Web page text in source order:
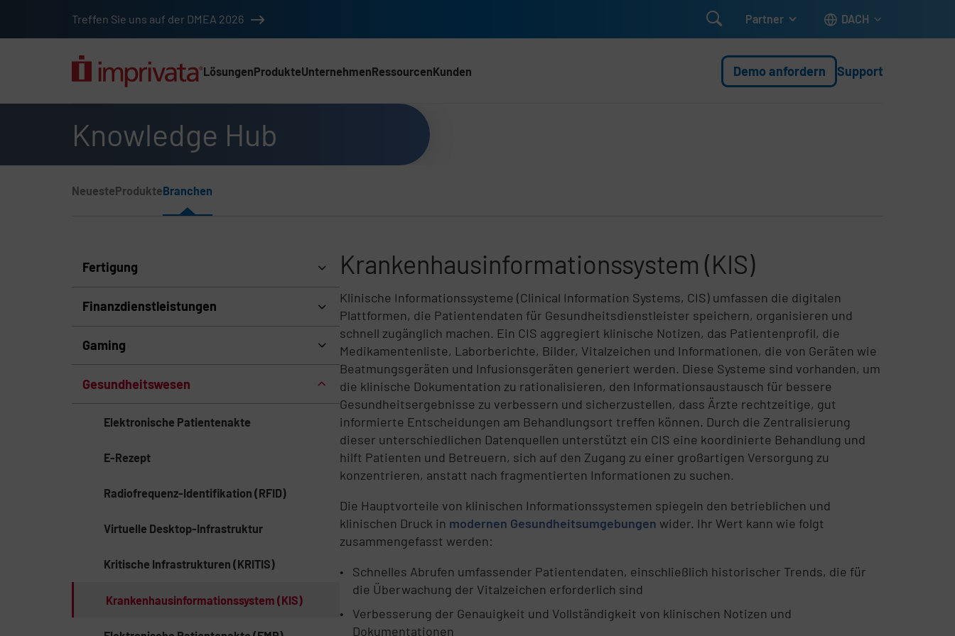
Treffen Sie uns auf der DMEA 2026  Partner DACH
LösungenProdukteUnternehmenRessourcenKunden Demo anfordern Support
Knowledge Hub
Menü „Seitenabschnitt“
NeuesteProdukteBranchen
Fertigung
Finanzdienstleistungen
Gaming
Gesundheitswesen
Elektronische Patientenakte
E-Rezept
Radiofrequenz-Identifikation (RFID)
Virtuelle Desktop-Infrastruktur
Kritische Infrastrukturen (KRITIS)
Krankenhausinformationssystem (KIS)
Krankenhausinformationssystem (KIS)
Klinische Informationssysteme (Clinical Information Systems, CIS) umfassen die digitalen
Plattformen, die Patientendaten für Gesundheitsdienstleister speichern, organisieren und
schnell zugänglich machen. Ein CIS aggregiert klinische Notizen, das Patientenprofil, die
Medikamentenliste, Laborberichte, Bilder, Vitalzeichen und Informationen, die von Geräten wie
Beatmungsgeräten und Infusionsgeräten generiert werden. Diese Systeme sind vorhanden, um
die klinische Dokumentation zu rationalisieren, den Informationsaustausch für bessere
Gesundheitsergebnisse zu verbessern und sicherzustellen, dass Ärzte rechtzeitige, gut
informierte Entscheidungen am Behandlungsort treffen können. Durch die Zentralisierung
dieser unterschiedlichen Datenquellen unterstützt ein CIS eine koordinierte Behandlung und
hilft Patienten und Betreuern, sich auf den Zugang zu einer großartigen Versorgung zu
konzentrieren, anstatt nach fragmentierten Informationen zu suchen.
Die Hauptvorteile von klinischen Informationssystemen spiegeln den betrieblichen und
klinischen Druck in modernen Gesundheitsumgebungen wider. Ihr Wert kann wie folgt
zusammengefasst werden:
Schnelles Abrufen umfassender Patientendaten, einschließlich historischer Trends, die für
die Überwachung der Vitalzeichen erforderlich sind
Verbesserung der Genauigkeit und Vollständigkeit von klinischen Notizen und
Dokumentationen